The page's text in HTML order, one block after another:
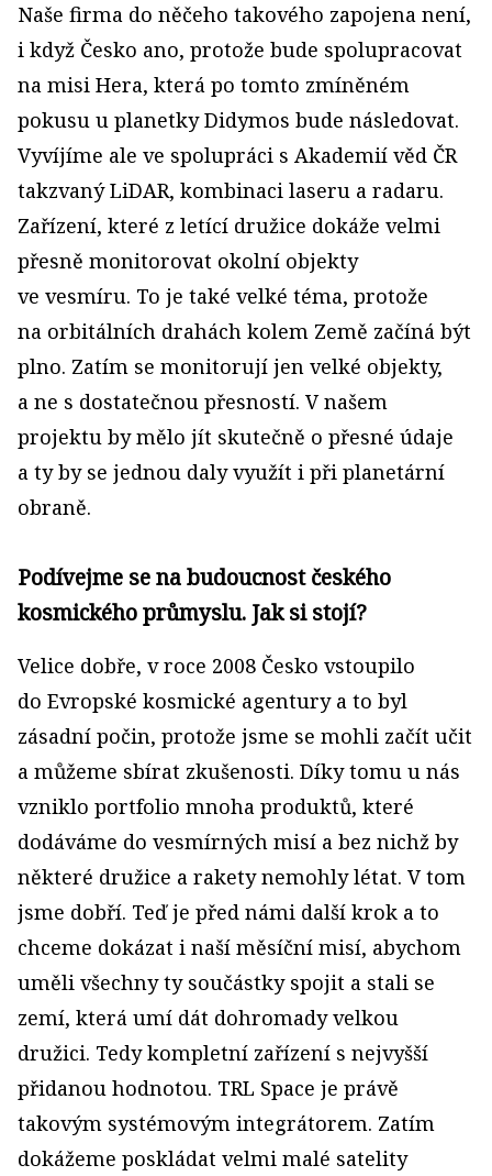
Naše firma do něčeho takového zapojena není,
i když Česko ano, protože bude spolupracovat
na misi Hera, která po tomto zmíněném
pokusu u planetky Didymos bude následovat.
Vyvíjíme ale ve spolupráci s Akademií věd ČR
takzvaný LiDAR, kombinaci laseru a radaru.
Zařízení, které z letící družice dokáže velmi
přesně monitorovat okolní objekty
ve vesmíru. To je také velké téma, protože
na orbitálních drahách kolem Země začíná být
plno. Zatím se monitorují jen velké objekty,
a ne s dostatečnou přesností. V našem
projektu by mělo jít skutečně o přesné údaje
a ty by se jednou daly využít i při planetární
obraně.
Podívejme se na budoucnost českého
kosmického průmyslu. Jak si stojí?
Velice dobře, v roce 2008 Česko vstoupilo
do Evropské kosmické agentury a to byl
zásadní počin, protože jsme se mohli začít učit
a můžeme sbírat zkušenosti. Díky tomu u nás
vzniklo portfolio mnoha produktů, které
dodáváme do vesmírných misí a bez nichž by
některé družice a rakety nemohly létat. V tom
jsme dobří. Teď je před námi další krok a to
chceme dokázat i naší měsíční misí, abychom
uměli všechny ty součástky spojit a stali se
zemí, která umí dát dohromady velkou
družici. Tedy kompletní zařízení s nejvyšší
přidanou hodnotou. TRL Space je právě
takovým systémovým integrátorem. Zatím
dokážeme poskládat velmi malé satelity